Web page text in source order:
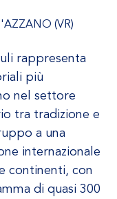
(VR)
rappresenta
più
nel settore
tra tradizione e
a una
internazionale
continenti, con
di quasi 300